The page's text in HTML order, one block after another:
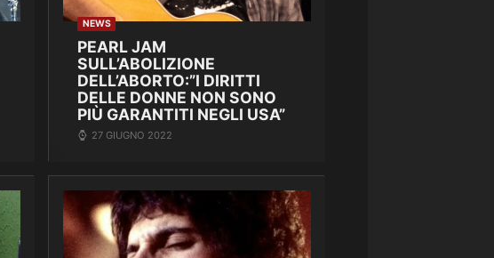
NEWS
PEARL JAM
SULL’ABOLIZIONE
DELL’ABORTO:”I DIRITTI
DELLE DONNE NON SONO
PIÙ GARANTITI NEGLI USA”
27 GIUGNO 2022